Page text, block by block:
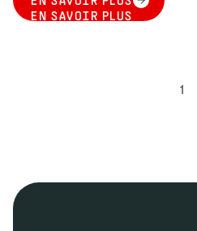
EN SAVOIR PLUS
1